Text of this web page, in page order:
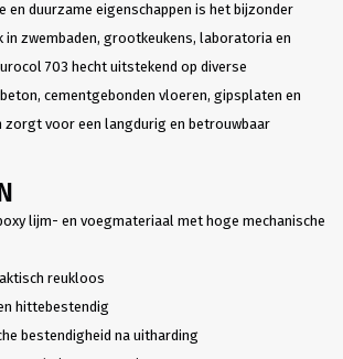
en duurzame eigenschappen is het bijzonder
in zwembaden, grootkeukens, laboratoria en
703 hecht uitstekend op diverse
cementgebonden vloeren, gipsplaten en
zorgt voor een langdurig en betrouwbaar
lijm- en voegmateriaal met hoge mechanische
reukloos
hittebestendig
bestendigheid na uitharding